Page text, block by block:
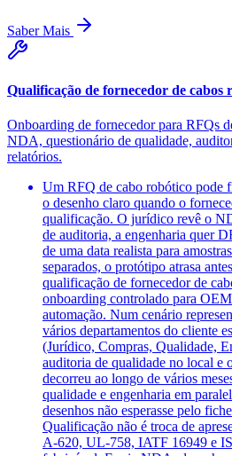
Saber Mais
Qualificação de fornecedor de cabos
Onboarding de fornecedor para RFQs
NDA, questionário de qualidade,
relatórios.
Um RFQ de cabo robótico pode
o desenho claro quando o
qualificação. O jurídico revê o
de auditoria, a engenharia quer
de uma data realista para
separados, o protótipo atrasa
qualificação de fornecedor de
onboarding controlado para
automação. Num cenário
vários departamentos do cliente
(Jurídico, Compras, Qualidade,
auditoria de qualidade no local e
decorreu ao longo de vários
qualidade e engenharia em
desenhos não esperasse pelo
Qualificação não é troca de
A-620, UL-758, IATF 16949 e